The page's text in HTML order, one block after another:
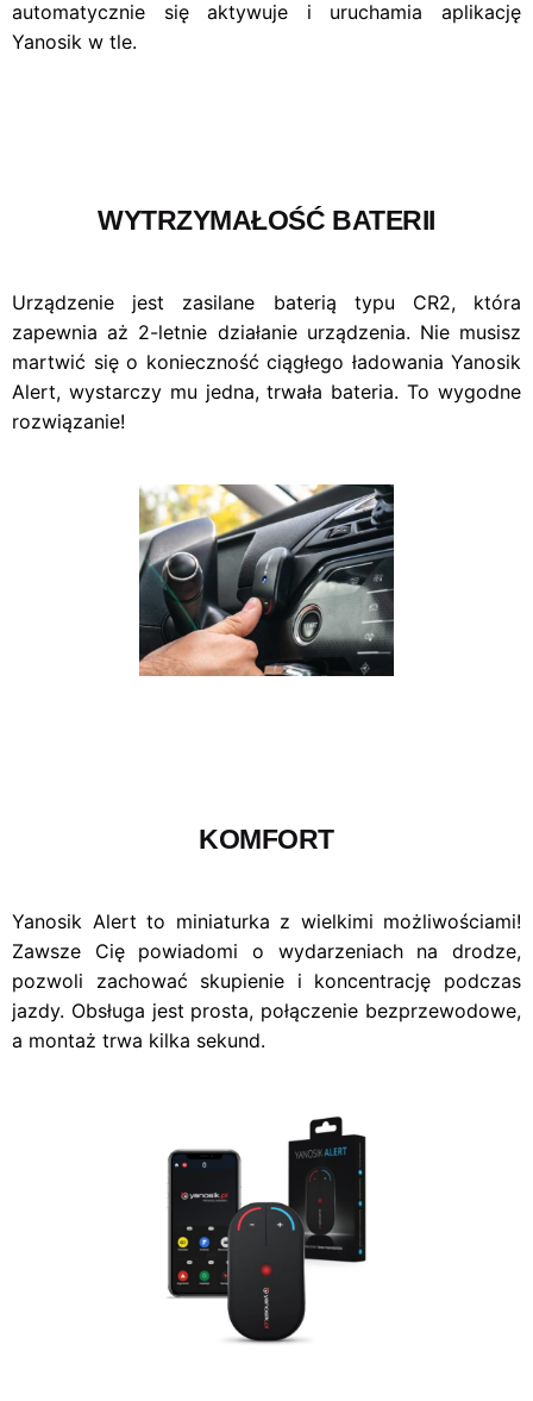
automatycznie się aktywuje i uruchamia aplikację
Yanosik w tle.
WYTRZYMAŁOŚĆ BATERII
Urządzenie jest zasilane baterią typu CR2, która
zapewnia aż 2-letnie działanie urządzenia. Nie musisz
martwić się o konieczność ciągłego ładowania Yanosik
Alert, wystarczy mu jedna, trwała bateria. To wygodne
rozwiązanie!
KOMFORT
Yanosik Alert to miniaturka z wielkimi możliwościami!
Zawsze Cię powiadomi o wydarzeniach na drodze,
pozwoli zachować skupienie i koncentrację podczas
jazdy. Obsługa jest prosta, połączenie bezprzewodowe,
a montaż trwa kilka sekund.